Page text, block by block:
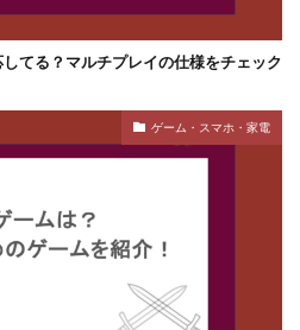
てる？マルチプレイの仕様をチェック
ゲーム・スマホ・家電